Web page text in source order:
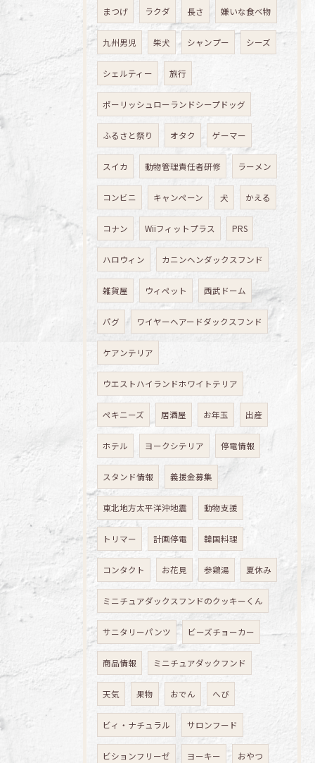
まつげ ラクダ 長さ 嫌いな食べ物
九州男児 柴犬 シャンプー シーズ
シェルティー 旅行
ポーリッシュローランドシープドッグ
ふるさと祭り オタク ゲーマー
スイカ 動物管理責任者研修 ラーメン
コンビニ キャンペーン 犬 かえる
コナン Wiiフィットプラス PRS
ハロウィン カニンヘンダックスフンド
雑貨屋 ウィペット 西武ドーム
パグ ワイヤーヘアードダックスフンド
ケアンテリア
ウエストハイランドホワイトテリア
ペキニーズ 居酒屋 お年玉 出産
ホテル ヨークシテリア 停電情報
スタンド情報 義援金募集
東北地方太平洋沖地震 動物支援
トリマー 計画停電 韓国料理
コンタクト お花見 参鶏湯 夏休み
ミニチュアダックスフンドのクッキーくん
サニタリーパンツ ビーズチョーカー
商品情報 ミニチュアダックフンド
天気 果物 おでん へび
ビィ・ナチュラル サロンフード
ビションフリーゼ ヨーキー おやつ